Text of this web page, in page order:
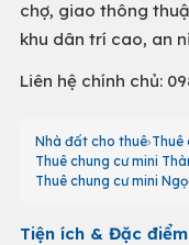
chợ, giao thông
khu dân trí cao, an
Liên hệ chính chủ:
Nhà đất cho thuê Thuê
Thuê chung cư mini
Thuê chung cư mini
Tiện ích & Đặc điểm